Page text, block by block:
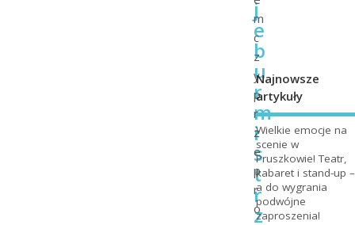
j
e
b
u
r
m
i
s
t
r
z
m
c
z
y
p
r
z
e
p
r
o
Najnowsze
artykuły
Wielkie emocje na
scenie w
Pruszkowie! Teatr,
kabaret i stand-up –
a do wygrania
podwójne
zaproszenia!